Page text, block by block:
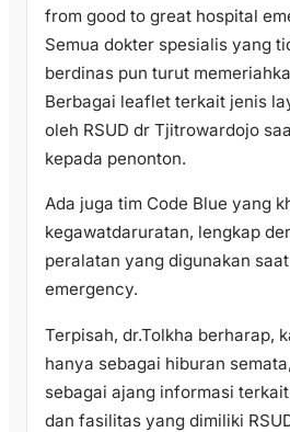
from good to great hospital
Semua dokter spesialis yang
berdinas pun turut
Berbagai leaflet terkait jenis
oleh RSUD dr Tjitrowardojo
kepada penonton.
Ada juga tim Code Blue yang
kegawatdaruratan, lengkap
peralatan yang digunakan
emergency.
Terpisah, dr.Tolkha berharap,
hanya sebagai hiburan
sebagai ajang informasi
dan fasilitas yang dimiliki